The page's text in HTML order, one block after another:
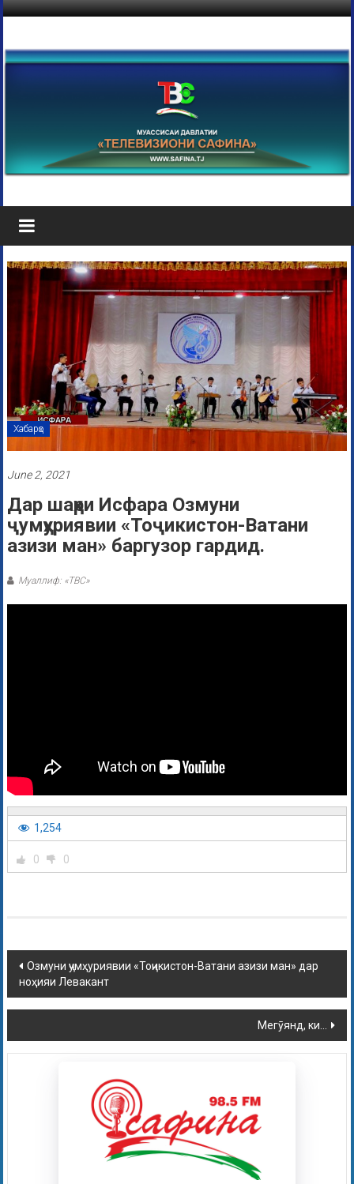
Хабарҳо
June 2, 2021
Дар шаҳри Исфара Озмуни
ҷумҳуриявии «Тоҷикистон-Ватани
азизи ман» баргузор гардид.
Муаллиф: «ТВС»
1,254
0 0
Озмуни ҷумҳуриявии «Тоҷикистон-Ватани азизи ман» дар
ноҳияи Левакант
Мегӯянд, ки…